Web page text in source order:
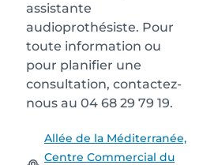
assistante
audioprothésiste. Pour
toute information ou
pour planifier une
consultation, contactez-
nous au 04 68 29 79 19.
Allée de la Méditerranée,
Centre Commercial du